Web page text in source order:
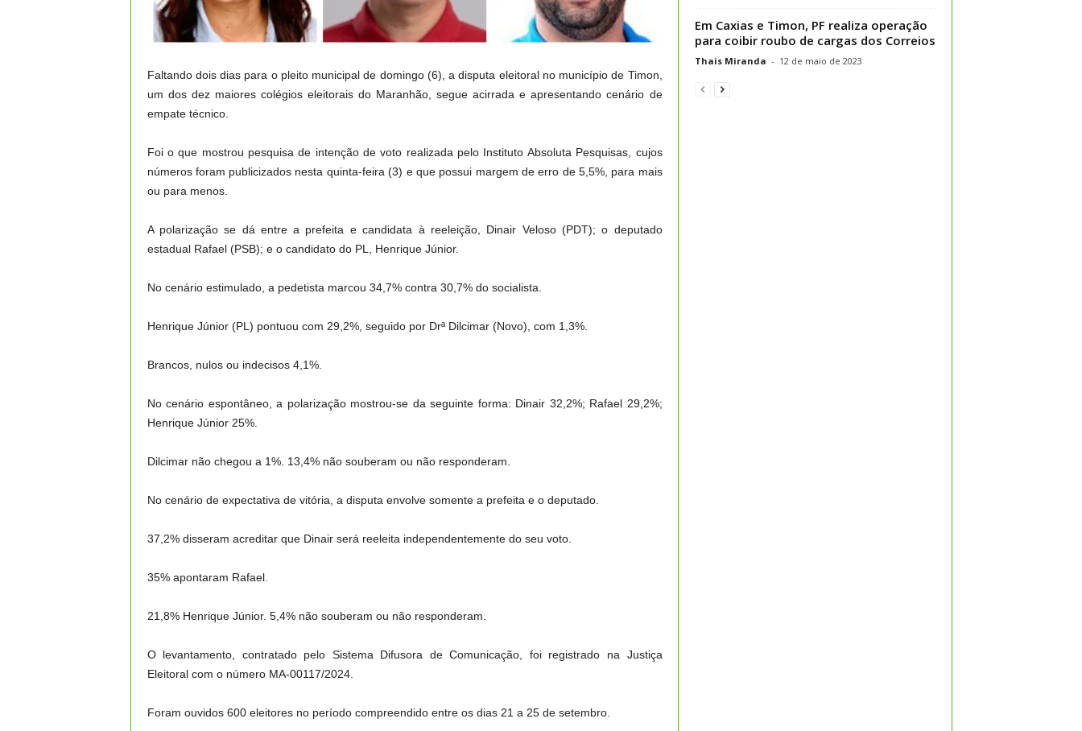
Faltando dois dias para o pleito municipal de domingo (6), a disputa eleitoral no município de Timon,
um dos dez maiores colégios eleitorais do Maranhão, segue acirrada e apresentando cenário de
empate técnico.
Foi o que mostrou pesquisa de intenção de voto realizada pelo Instituto Absoluta Pesquisas, cujos
números foram publicizados nesta quinta-feira (3) e que possui margem de erro de 5,5%, para mais
ou para menos.
A polarização se dá entre a prefeita e candidata à reeleição, Dinair Veloso (PDT); o deputado
estadual Rafael (PSB); e o candidato do PL, Henrique Júnior.
No cenário estimulado, a pedetista marcou 34,7% contra 30,7% do socialista.
Henrique Júnior (PL) pontuou com 29,2%, seguido por Drª Dilcimar (Novo), com 1,3%.
Brancos, nulos ou indecisos 4,1%.
No cenário espontâneo, a polarização mostrou-se da seguinte forma: Dinair 32,2%; Rafael 29,2%;
Henrique Júnior 25%.
Dilcimar não chegou a 1%. 13,4% não souberam ou não responderam.
No cenário de expectativa de vitória, a disputa envolve somente a prefeita e o deputado.
37,2% disseram acreditar que Dinair será reeleita independentemente do seu voto.
35% apontaram Rafael.
21,8% Henrique Júnior. 5,4% não souberam ou não responderam.
O levantamento, contratado pelo Sistema Difusora de Comunicação, foi registrado na Justiça
Eleitoral com o número MA-00117/2024.
Foram ouvidos 600 eleitores no período compreendido entre os dias 21 a 25 de setembro.
Em Caxias e Timon, PF realiza operação
para coibir roubo de cargas dos Correios
Thais Miranda - 12 de maio de 2023